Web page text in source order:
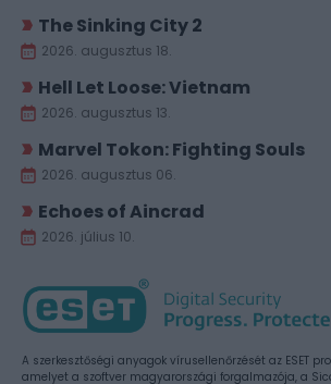
The Sinking City 2
2026. augusztus 18.
Hell Let Loose: Vietnam
2026. augusztus 13.
Marvel Tokon: Fighting Souls
2026. augusztus 06.
Echoes of Aincrad
2026. július 10.
A szerkesztőségi anyagok vírusellenőrzését az ESET
amelyet a szoftver magyarországi forgalmazója, a